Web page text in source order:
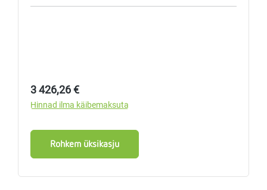
Tavahind:
3 426,26 €
Hinnad ilma käibemaksuta
Rohkem üksikasju